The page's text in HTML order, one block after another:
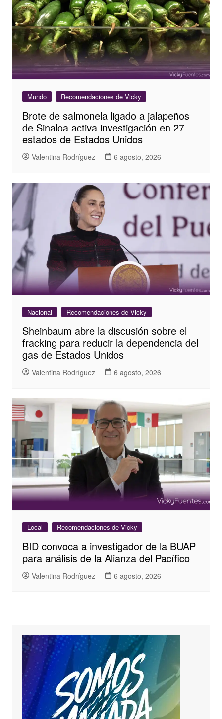
Mundo Recomendaciones de Vicky
Brote de salmonela ligado a jalapeños
de Sinaloa activa investigación en 27
estados de Estados Unidos
Valentina Rodríguez 6 agosto, 2026
Nacional Recomendaciones de Vicky
Sheinbaum abre la discusión sobre el
fracking para reducir la dependencia del
gas de Estados Unidos
Valentina Rodríguez 6 agosto, 2026
Local Recomendaciones de Vicky
BID convoca a investigador de la BUAP
para análisis de la Alianza del Pacífico
Valentina Rodríguez 6 agosto, 2026